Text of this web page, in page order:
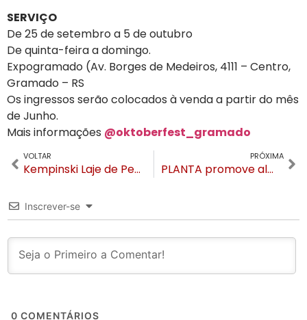
SERVIÇO
De 25 de setembro a 5 de outubro
De quinta-feira a domingo.
Expogramado (Av. Borges de Medeiros, 4111 – Centro,
Gramado – RS
Os ingressos serão colocados à venda a partir do mês
de Junho.
Mais informações @oktoberfest_gramado
VOLTAR
Kempinski Laje de Pedra promove degustação de vinhos com pré-lançamento de rótulo inédito
PRÓXIMA
PLANTA promove almoço exclusivo com associados e traz CEO do complexo Club Med Gramado para bate papo
Inscrever-se
0 COMENTÁRIOS